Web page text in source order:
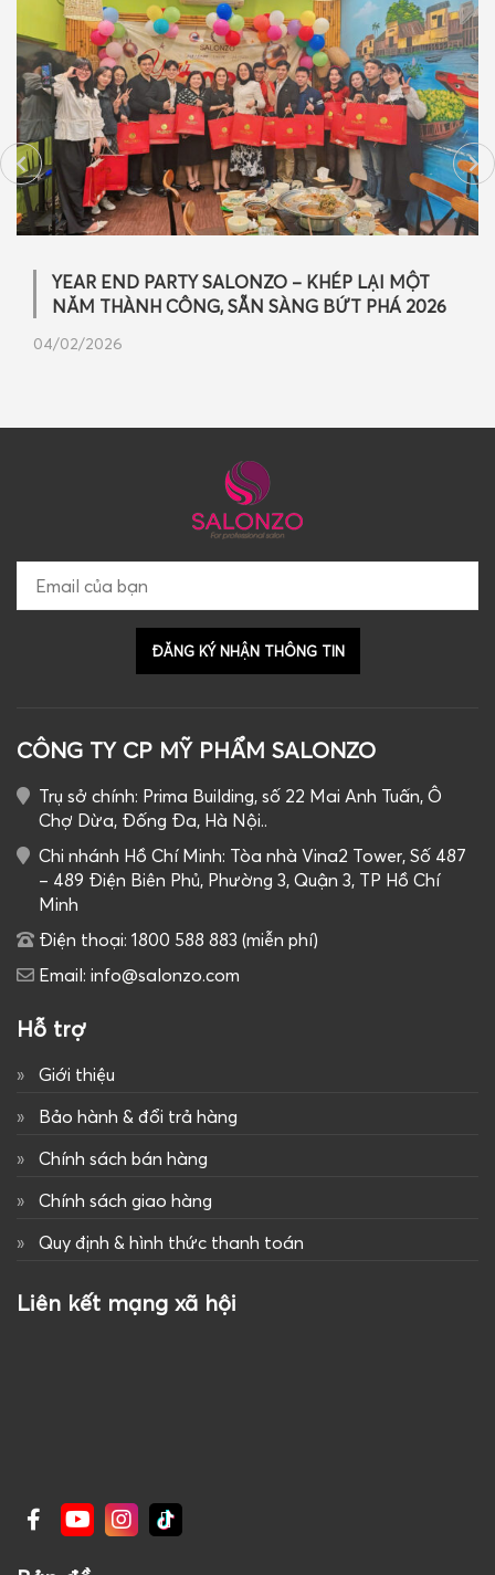
YEAR END PARTY SALONZO – KHÉP LẠI MỘT
NĂM THÀNH CÔNG, SẴN SÀNG BỨT PHÁ 2026
04/02/2026
CÔNG TY CP MỸ PHẨM SALONZO
Trụ sở chính: Prima Building, số 22 Mai Anh Tuấn, Ô
Chợ Dừa, Đống Đa, Hà Nội..
Chi nhánh Hồ Chí Minh: Tòa nhà Vina2 Tower, Số 487
– 489 Điện Biên Phủ, Phường 3, Quận 3, TP Hồ Chí
Minh
Điện thoại: 1800 588 883 (miễn phí)
Email: info@salonzo.com
Hỗ trợ
Giới thiệu
Bảo hành & đổi trả hàng
Chính sách bán hàng
Chính sách giao hàng
Quy định & hình thức thanh toán
Liên kết mạng xã hội